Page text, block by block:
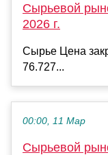
Сырьевой
2026 г.
Сырье Цена
76.727...
00:00, 11 Мар
Сырьевой